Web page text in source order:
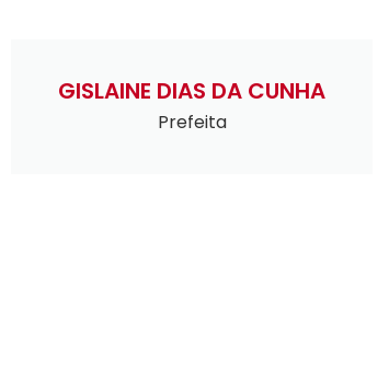
GISLAINE DIAS DA CUNHA
Prefeita